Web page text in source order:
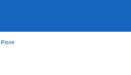
Plone